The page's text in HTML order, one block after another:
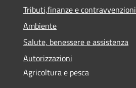
Tributi,finanze e contravvenzioni
Ambiente
Salute, benessere e assistenza
Autorizzazioni
Agricoltura e pesca